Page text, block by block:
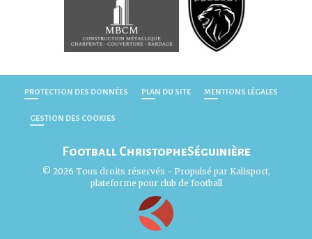
PROTECTION DES DONNÉES PLAN DU SITE MENTIONS LÉGALES
GESTION DES COOKIES
Football ChristopheSéguinière
© 2026 Tous droits réservés - Propulsé par Kalisport,
plateforme pour club de football